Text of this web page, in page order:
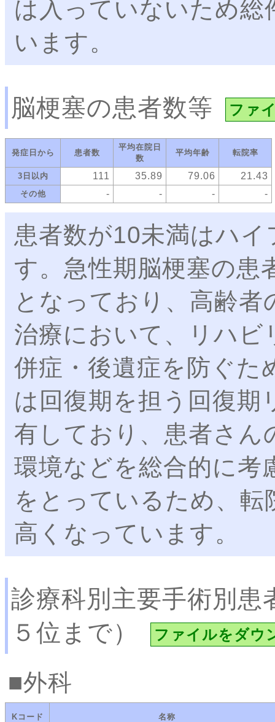
は入っていないため
います。
脳梗塞の患者数等 ファ
発症日から 患者数
平均在院日
数
平均年齢 転院率
3日以内 111 35.89 79.06 21.43
その他 - - - -
患者数が10未満はハ
す。急性期脳梗塞の患
となっており、高齢
治療において、リハビ
併症・後遺症を防ぐた
は回復期を担う回復期
有しており、患者さん
環境などを総合的に考
をとっているため、
高くなっています。
診療科別主要手術別患
５位まで）
ファイルをダウ
外科
Kコード 名称